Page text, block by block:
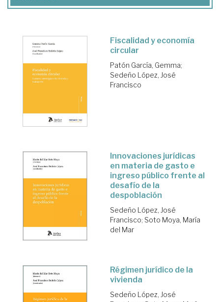
Fiscalidad y economía
circular
Patón García, Gemma;
Sedeño López, José
Francisco
Innovaciones jurídicas
en materia de gasto e
ingreso público frente al
desafío de la
despoblación
Sedeño López, José
Francisco; Soto Moya, María
del Mar
Régimen jurídico de la
vivienda
Sedeño López, José